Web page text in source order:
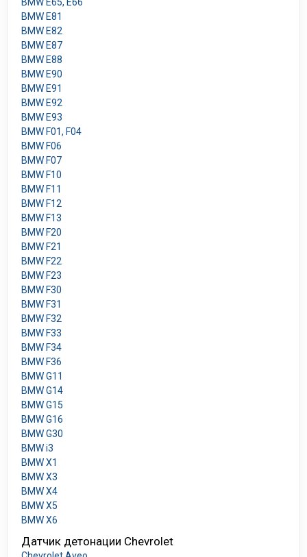
BMW E65, E66
BMW E81
BMW E82
BMW E87
BMW E88
BMW E90
BMW E91
BMW E92
BMW E93
BMW F01, F04
BMW F06
BMW F07
BMW F10
BMW F11
BMW F12
BMW F13
BMW F20
BMW F21
BMW F22
BMW F23
BMW F30
BMW F31
BMW F32
BMW F33
BMW F34
BMW F36
BMW G11
BMW G14
BMW G15
BMW G16
BMW G30
BMW i3
BMW X1
BMW X3
BMW X4
BMW X5
BMW X6
Датчик детонации Chevrolet